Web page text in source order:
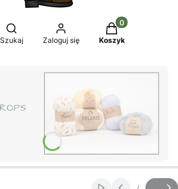
Otwórz wyszukiwarkę
Szukaj Zaloguj się
Produkty w
Koszyk
aby otworzyć stronę.